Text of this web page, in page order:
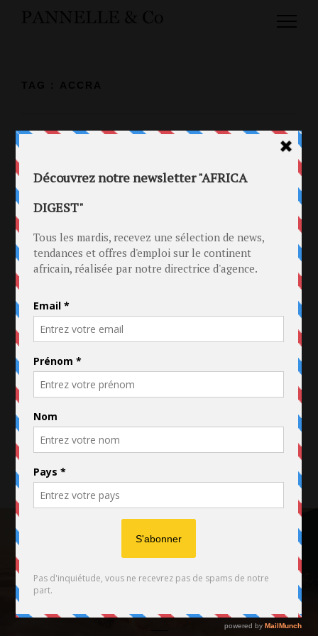
29 AOÛT 2017
FIN DU 7ÈME CHALE WOTE FESTIVAL,
ÉVÈNEMENT CULTUREL
INCONTOURNABLE AU GHANA
Tag Accra.Chale Wote.Festival.Ghana
FACEBOOK TWITTER INSTAGRAM